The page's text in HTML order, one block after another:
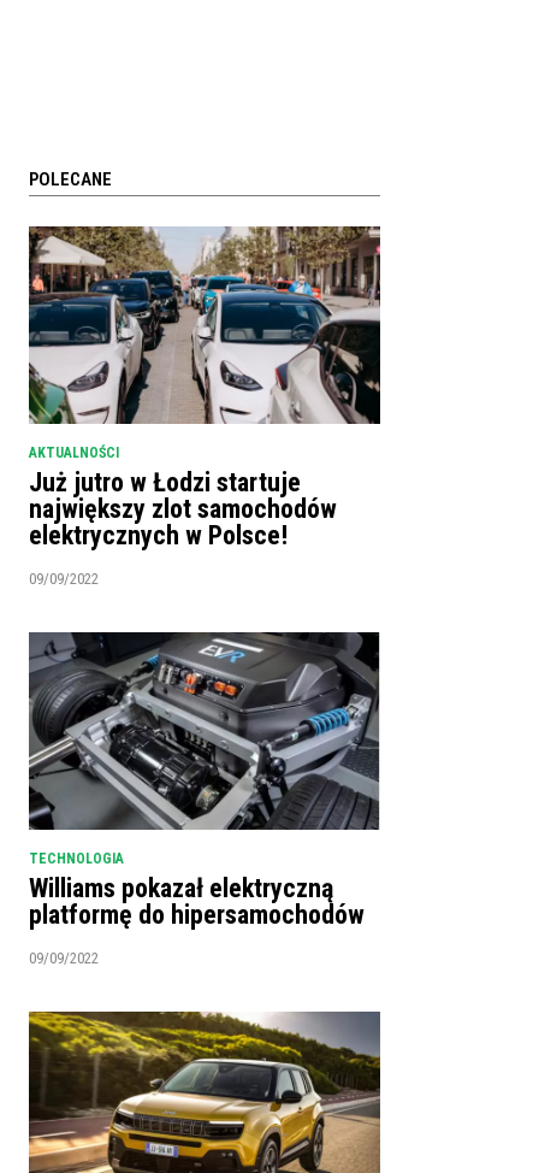
POLECANE
AKTUALNOŚCI
Już jutro w Łodzi startuje
największy zlot samochodów
elektrycznych w Polsce!
09/09/2022
TECHNOLOGIA
Williams pokazał elektryczną
platformę do hipersamochodów
09/09/2022